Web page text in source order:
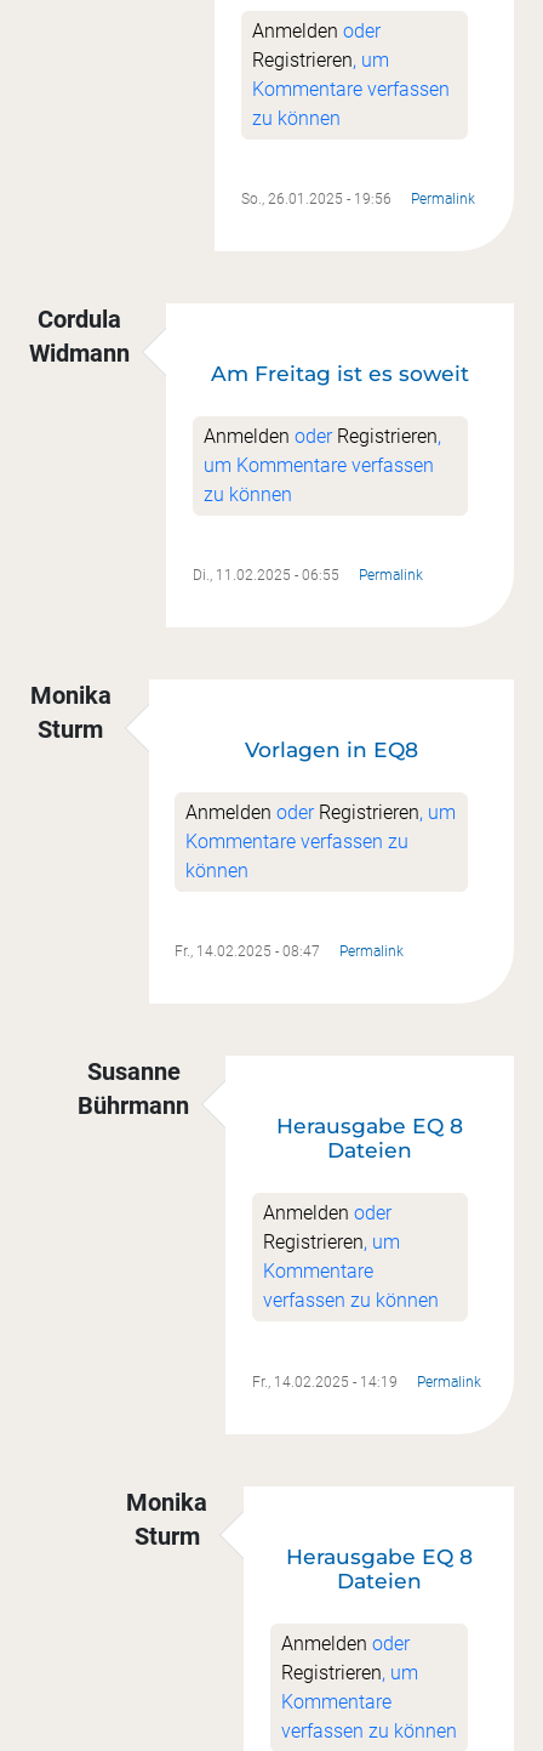
Anmelden oder
Registrieren, um
Kommentare verfassen
zu können
So., 26.01.2025 - 19:56 Permalink
Cordula
Widmann
Am Freitag ist es soweit
Anmelden oder Registrieren,
um Kommentare verfassen
zu können
Di., 11.02.2025 - 06:55 Permalink
Monika
Sturm
Vorlagen in EQ8
Anmelden oder Registrieren, um
Kommentare verfassen zu
können
Fr., 14.02.2025 - 08:47 Permalink
Susanne
Bührmann
Vorlagen in EQ8von Monika
Herausgabe EQ 8
Dateien
Anmelden oder
Registrieren, um
Kommentare
verfassen zu können
Fr., 14.02.2025 - 14:19 Permalink
Monika
Sturm
Herausgabe EQ 8 Dateien
Herausgabe EQ 8
Dateien
Anmelden oder
Registrieren, um
Kommentare
verfassen zu können